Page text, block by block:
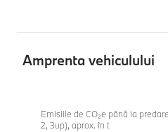
Amprenta vehiculului
vehiculului
Emisiile de CO₂e până la
2, 3up), aprox. în t